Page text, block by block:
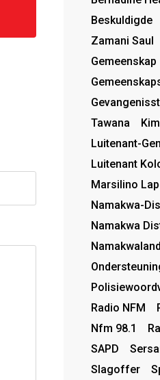
Beskuldigde
Zamani Saul
Gemeenskap
Tawana
Luitenant-
Luitenant
Marsilino
Namakwa-
Namakwa
Namakwaland
Radio NFM
Nfm 98.1
SAPD
Slagoffer